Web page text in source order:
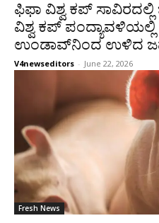
ಫಿಫಾ ವಿಶ್ವ ಕಪ್
ವಿಶ್ವ ಕಪ್ ಪಂದ್ಯಾವಳಿಯಲ್ಲಿ
ಉಂಡಾವ್‌ನಿಂದ ಉಳಿದ
V4newseditors - June 22, 2026
Fresh News